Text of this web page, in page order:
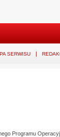
SERWISU
Programu